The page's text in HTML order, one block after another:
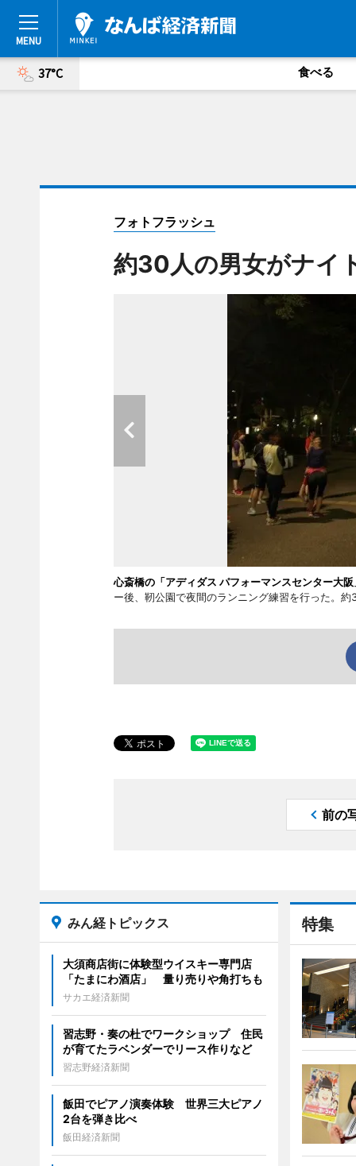
37°C 食べる
フォトフラッシュ
約30人の男女がナイ
心斎橋の「アディダス パフォーマンスセンター大
ー後、靭公園で夜間のランニング練習を行った。
前の
特集
みん経トピックス
大須商店街に体験型ウイスキー専門店
「たまにわ酒店」 量り売りや角打ちも
サカエ経済新聞
習志野・奏の杜でワークショップ 住民
が育てたラベンダーでリース作りなど
習志野経済新聞
飯田でピアノ演奏体験 世界三大ピアノ
2台を弾き比べ
飯田経済新聞